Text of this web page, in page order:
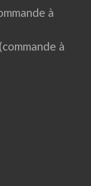
à
(commande à